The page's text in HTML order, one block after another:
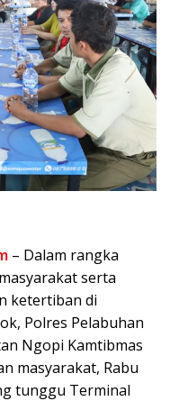
– Dalam rangka
serta
ketertiban di
Polres Pelabuhan
Ngopi Kamtibmas
masyarakat, Rabu
tunggu Terminal